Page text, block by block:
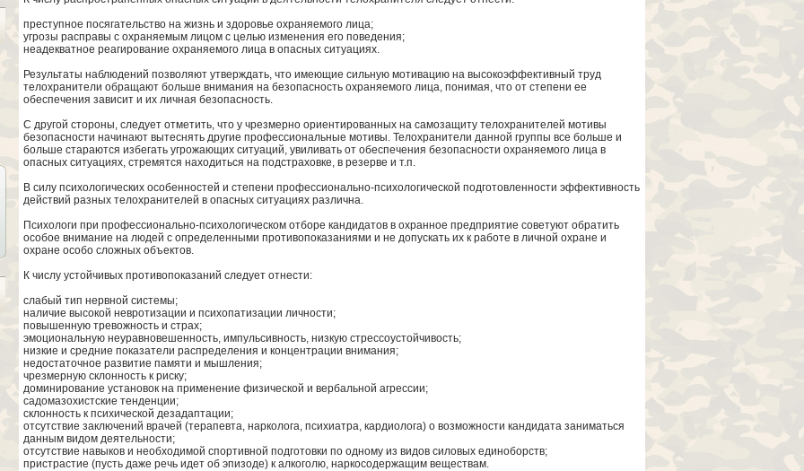
преступное посягательство на жизнь и здоровье охраняемого лица;
угрозы расправы с охраняемым лицом с целью изменения его поведения;
неадекватное реагирование охраняемого лица в опасных ситуациях.
Результаты наблюдений позволяют утверждать, что имеющие сильную мотивацию на высокоэффективный труд
телохранители обращают больше внимания на безопасность охраняемого лица, понимая, что от степени ее
обеспечения зависит и их личная безопасность.
С другой стороны, следует отметить, что у чрезмерно ориентированных на самозащиту телохранителей мотивы
безопасности начинают вытеснять другие профессиональные мотивы. Телохранители данной группы все больше и
больше стараются избегать угрожающих ситуаций, увиливать от обеспечения безопасности охраняемого лица в
опасных ситуациях, стремятся находиться на подстраховке, в резерве и т.п.
В силу психологических особенностей и степени профессионально-психологической подготовленности эффективность
действий разных телохранителей в опасных ситуациях различна.
Психологи при профессионально-психологическом отборе кандидатов в охранное предприятие советуют обратить
особое внимание на людей с определенными противопоказаниями и не допускать их к работе в личной охране и
охране особо сложных объектов.
К числу устойчивых противопоказаний следует отнести:
слабый тип нервной системы;
наличие высокой невротизации и психопатизации личности;
повышенную тревожность и страх;
эмоциональную неуравновешенность, импульсивность, низкую стрессоустойчивость;
низкие и средние показатели распределения и концентрации внимания;
недостаточное развитие памяти и мышления;
чрезмерную склонность к риску;
доминирование установок на применение физической и вербальной агрессии;
садомазохистские тенденции;
склонность к психической дезадаптации;
отсутствие заключений врачей (терапевта, нарколога, психиатра, кардиолога) о возможности кандидата заниматься
данным видом деятельности;
отсутствие навыков и необходимой спортивной подготовки по одному из видов силовых единоборств;
пристрастие (пусть даже речь идет об эпизоде) к алкоголю, наркосодержащим веществам.